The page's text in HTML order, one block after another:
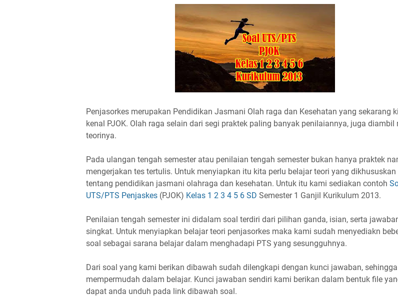
Penjasorkes merupakan Pendidikan Jasmani Olah raga dan Kesehatan yang sekarang
kenal PJOK. Olah raga selain dari segi praktek paling banyak penilaiannya, juga diambil
teorinya.
Pada ulangan tengah semester atau penilaian tengah semester bukan hanya praktek
mengerjakan tes tertulis. Untuk menyiapkan itu kita perlu belajar teori yang dikhususkan
tentang pendidikan jasmani olahraga dan kesehatan. Untuk itu kami sediakan contoh
UTS/PTS Penjaskes (PJOK) Kelas 1 2 3 4 5 6 SD Semester 1 Ganjil Kurikulum 2013.
Penilaian tengah semester ini didalam soal terdiri dari pilihan ganda, isian, serta
singkat. Untuk menyiapkan belajar teori penjasorkes maka kami sudah menyediakn
soal sebagai sarana belajar dalam menghadapi PTS yang sesungguhnya.
Dari soal yang kami berikan dibawah sudah dilengkapi dengan kunci jawaban, sehingga
mempermudah dalam belajar. Kunci jawaban sendiri kami berikan dalam bentuk file
dapat anda unduh pada link dibawah soal.